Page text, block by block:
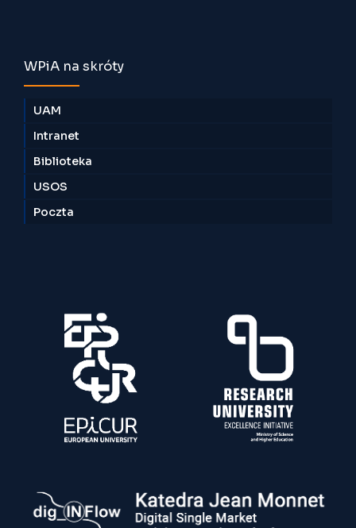
WPiA na skróty
UAM
Intranet
Biblioteka
USOS
Poczta